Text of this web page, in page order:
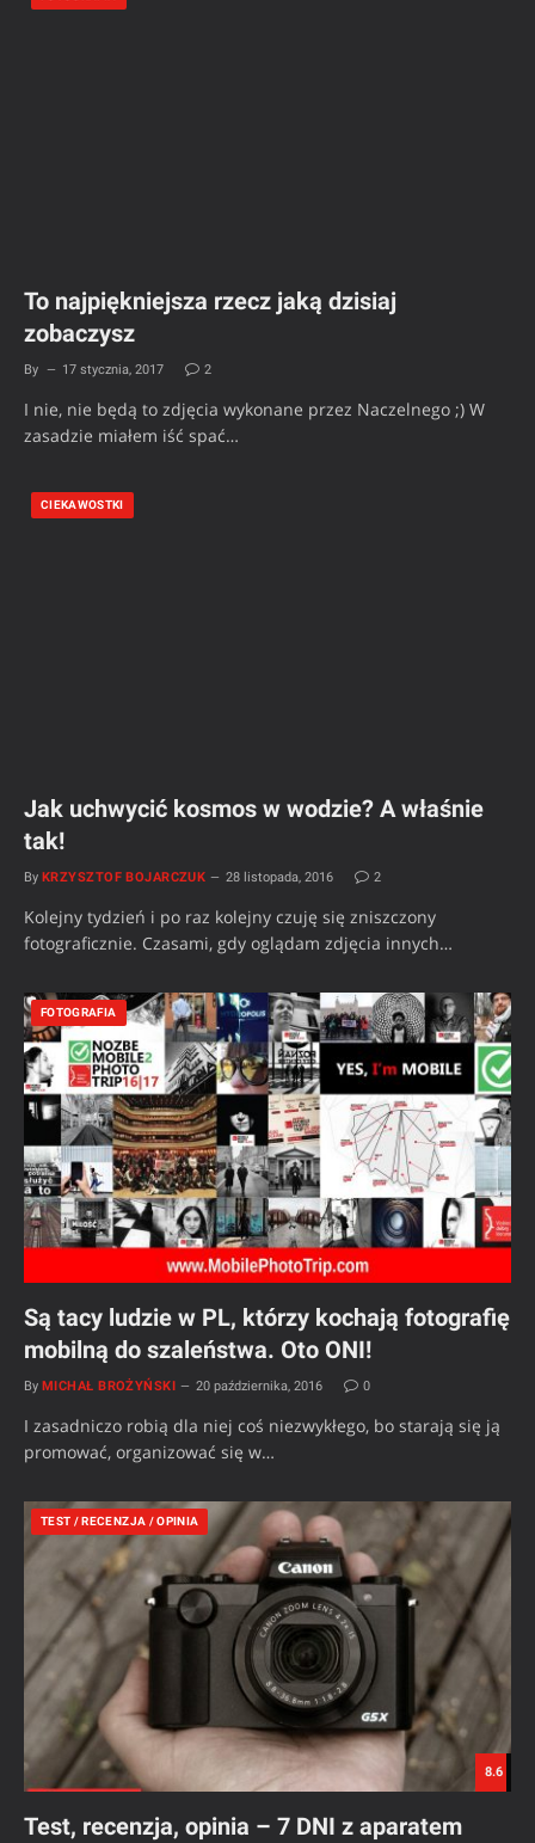
To najpiękniejsza rzecz jaką dzisiaj
zobaczysz
By 17 stycznia, 2017 2
I nie, nie będą to zdjęcia wykonane przez Naczelnego ;) W
zasadzie miałem iść spać…
CIEKAWOSTKI
Jak uchwycić kosmos w wodzie? A właśnie
tak!
By KRZYSZTOF BOJARCZUK 28 listopada, 2016 2
Kolejny tydzień i po raz kolejny czuję się zniszczony
fotograficznie. Czasami, gdy oglądam zdjęcia innych…
FOTOGRAFIA
Są tacy ludzie w PL, którzy kochają fotografię
mobilną do szaleństwa. Oto ONI!
By MICHAŁ BROŻYŃSKI 20 października, 2016 0
I zasadniczo robią dla niej coś niezwykłego, bo starają się ją
promować, organizować się w…
8.6
TEST / RECENZJA / OPINIA
Test, recenzja, opinia – 7 DNI z aparatem